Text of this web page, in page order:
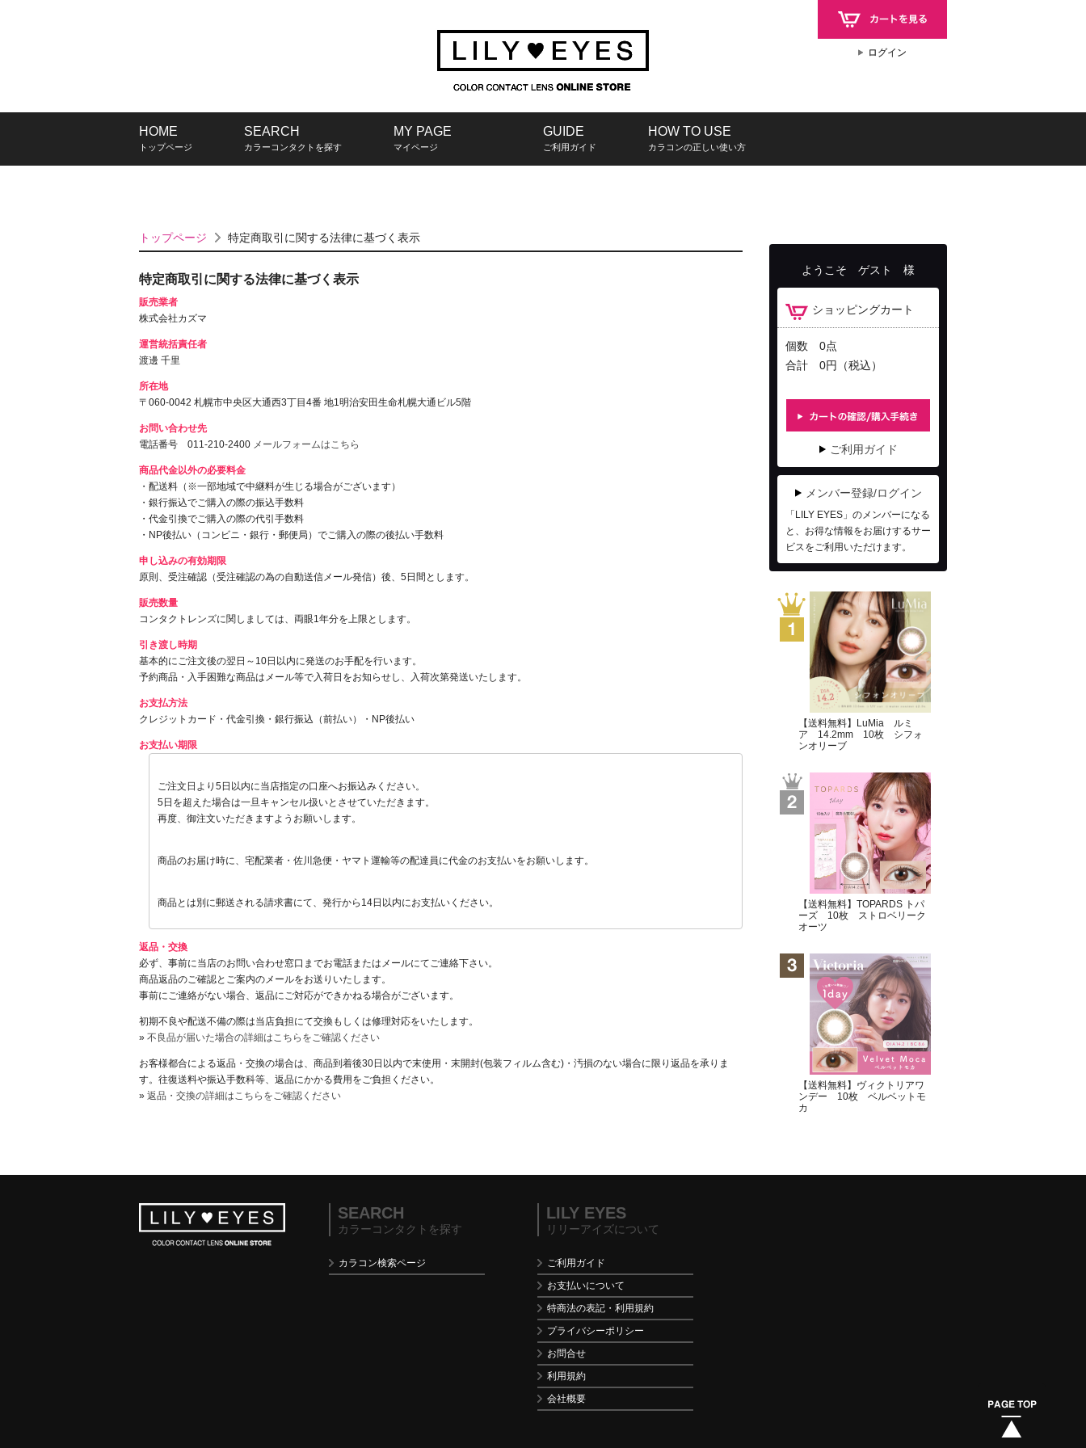
ログイン
HOME
トップページ
SEARCH
カラーコンタクトを探す
MY PAGE
マイページ
GUIDE
ご利用ガイド
HOW TO USE
カラコンの正しい使い方
トップページ 特定商取引に関する法律に基づく表示
特定商取引に関する法律に基づく表示
販売業者
株式会社カズマ
運営統括責任者
渡邊 千里
所在地
〒060-0042 札幌市中央区大通西3丁目4番 地1明治安田生命札幌大通ビル5階
お問い合わせ先
電話番号 011-210-2400 メールフォームはこちら
商品代金以外の必要料金
・配送料（※一部地域で中継料が生じる場合がございます）
・銀行振込でご購入の際の振込手数料
・代金引換でご購入の際の代引手数料
・NP後払い（コンビニ・銀行・郵便局）でご購入の際の後払い手数料
申し込みの有効期限
原則、受注確認（受注確認の為の自動送信メール発信）後、5日間とします。
販売数量
コンタクトレンズに関しましては、両眼1年分を上限とします。
引き渡し時期
基本的にご注文後の翌日～10日以内に発送のお手配を行います。
予約商品・入手困難な商品はメール等で入荷日をお知らせし、入荷次第発送いたします。
お支払方法
クレジットカード・代金引換・銀行振込（前払い）・NP後払い
お支払い期限
ご注文日より5日以内に当店指定の口座へお振込みください。
5日を超えた場合は一旦キャンセル扱いとさせていただきます。
再度、御注文いただきますようお願いします。
商品のお届け時に、宅配業者・佐川急便・ヤマト運輸等の配達員に代金のお支払いをお願いします。
商品とは別に郵送される請求書にて、発行から14日以内にお支払いください。
返品・交換
必ず、事前に当店のお問い合わせ窓口までお電話またはメールにてご連絡下さい。
商品返品のご確認とご案内のメールをお送りいたします。
事前にご連絡がない場合、返品にご対応ができかねる場合がございます。
初期不良や配送不備の際は当店負担にて交換もしくは修理対応をいたします。
» 不良品が届いた場合の詳細はこちらをご確認ください
お客様都合による返品・交換の場合は、商品到着後30日以内で末使用・末開封(包装フィルム含む)・汚損のない場合に限り返品を承りま
す。往復送料や振込手数科等、返品にかかる費用をご負担ください。
» 返品・交換の詳細はこちらをご確認ください
ようこそ ゲスト 様
ショッピングカート
個数 0点
合計 0円（税込）
ご利用ガイド
メンバー登録/ログイン
「LILY EYES」のメンバーになる
と、お得な情報をお届けするサー
ビスをご利用いただけます。
【送料無料】LuMia ルミ
ア 14.2mm 10枚 シフォ
ンオリーブ
【送料無料】TOPARDS トパ
ーズ 10枚 ストロベリーク
オーツ
【送料無料】ヴィクトリアワ
ンデー 10枚 ベルベットモ
カ
ログイン
HOME
トップページ
SEARCH
カラーコンタクトを探す
MY PAGE
マイページ
GUIDE
ご利用ガイド
HOW TO USE
カラコンの正しい使い方
SEARCH
カラーコンタクトを探す
カラコン検索ページ
LILY EYES
リリーアイズについて
ご利用ガイド
お支払いについて
特商法の表記・利用規約
プライバシーポリシー
お問合せ
利用規約
会社概要